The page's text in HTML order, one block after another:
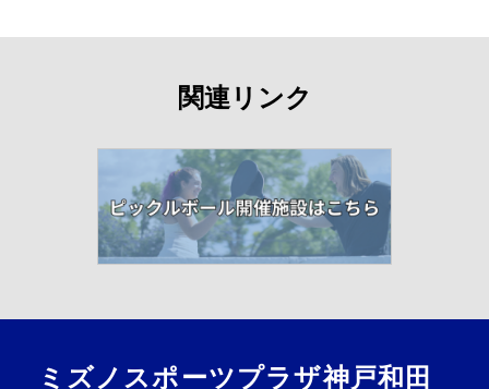
関連リンク
ミズノスポーツプラザ神戸和田